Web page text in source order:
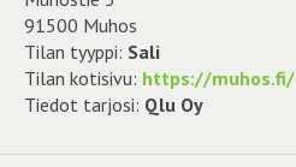
91500 Muhos
Tilan tyyppi: Sali
Tilan kotisivu: https://muhos.fi/
Tiedot tarjosi: Qlu Oy